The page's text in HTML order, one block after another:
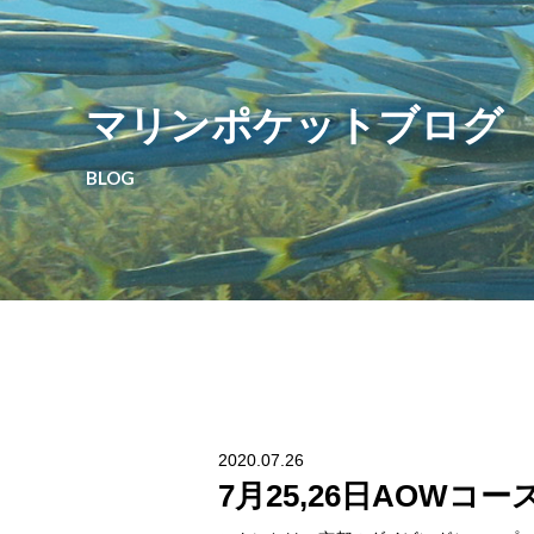
マリンポケットブログ
BLOG
2020.07.26
7月25,26日AOWコー